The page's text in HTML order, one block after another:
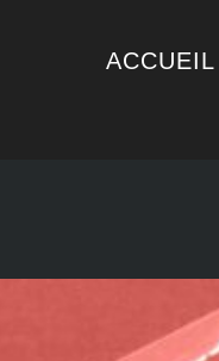
ACCUEIL